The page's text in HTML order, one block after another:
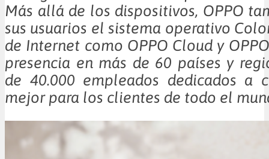
Más allá de los dispositivos, OPPO
sus usuarios el sistema operativo
de Internet como OPPO Cloud y
presencia en más de 60 países y
de 40.000 empleados dedicados a
mejor para los clientes de todo el